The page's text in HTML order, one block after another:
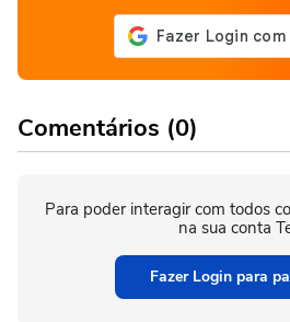
Comentários (0)
Para poder interagir com todos
na sua conta
Fazer Login para